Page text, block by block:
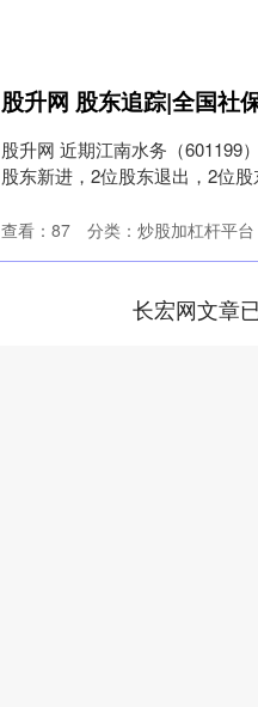
股升网 近期江南水务（601199
股东新进，2位股东退出，2位
查看： 87 分类： 炒股加杠杆平台
长宏网文章